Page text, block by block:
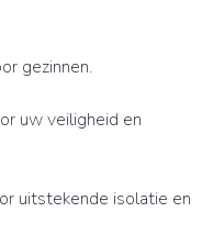
gezinnen.
uw veiligheid en
uitstekende isolatie en